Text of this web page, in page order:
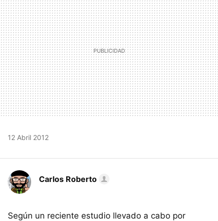
12 Abril 2012
Carlos Roberto
Según un reciente estudio llevado a cabo por